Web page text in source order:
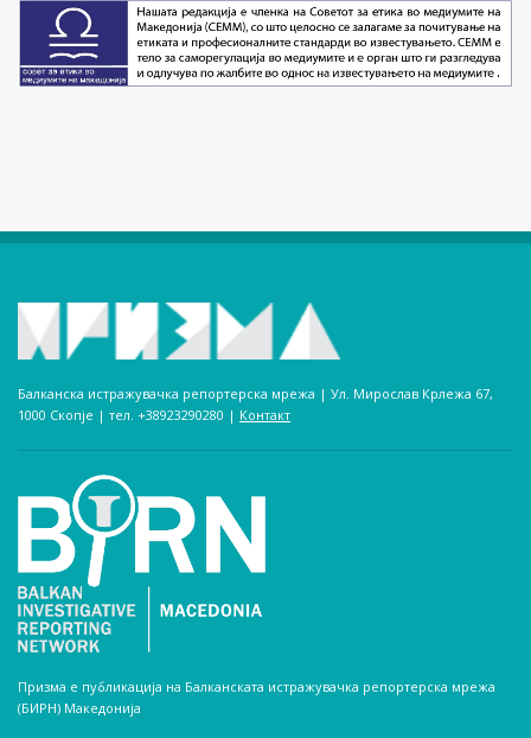
Балканска истражувачка репортерска мрежа | Ул. Мирослав Крлежа 67,
1000 Скопје | тел. +38923290280­ | Контакт
Призма е публикација на Балканската истражувачка репортерска мрежа
(БИРН) Македонија